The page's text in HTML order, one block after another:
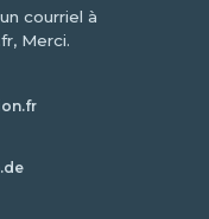
courriel à
Merci.